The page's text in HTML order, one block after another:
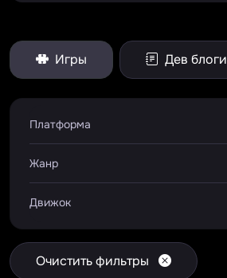
Игры Дев блоги
Платформа
Жанр
Движок
Очистить фильтры